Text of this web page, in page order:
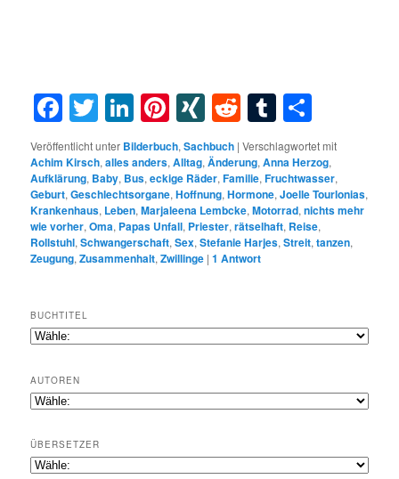
Facebook
Twitter
LinkedIn
Pinterest
XINGRedditTumblr
Veröffentlicht unter Bilderbuch,Sachbuch |Verschlagwortet mit
Achim Kirsch,alles anders,Alltag,Änderung,Anna Herzog,
Aufklärung, Baby, Bus,eckige Räder,Familie,Fruchtwasser,
Geburt,Geschlechtsorgane,Hoffnung,Hormone,Joelle Tourlonias,
Krankenhaus, Leben,Marjaleena Lembcke,Motorrad,nichts mehr
wie vorher,Oma, Papas Unfall, Priester,rätselhaft, Reise,
Rollstuhl,Schwangerschaft,Sex,Stefanie Harjes,Streit,tanzen,
Zeugung,Zusammenhalt,Zwillinge |1 Antwort
BUCHTITEL
AUTOREN
ÜBERSETZER